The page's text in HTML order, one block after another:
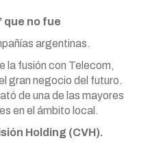
que no fue
argentinas.
la fusión con Telecom,
gran negocio del futuro.
de una de las mayores
en el ámbito local.
Holding (CVH).